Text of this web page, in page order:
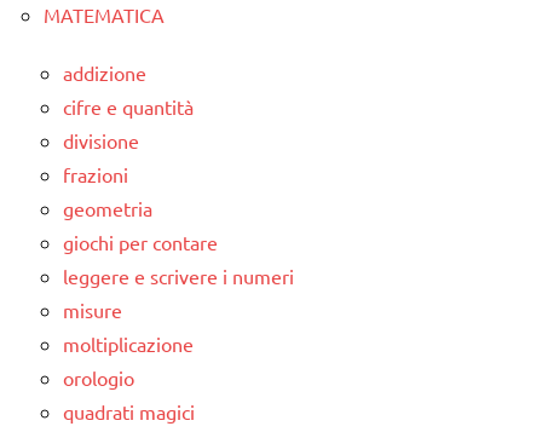
MATEMATICA
addizione
cifre e quantità
divisione
frazioni
geometria
giochi per contare
leggere e scrivere i numeri
misure
moltiplicazione
orologio
quadrati magici